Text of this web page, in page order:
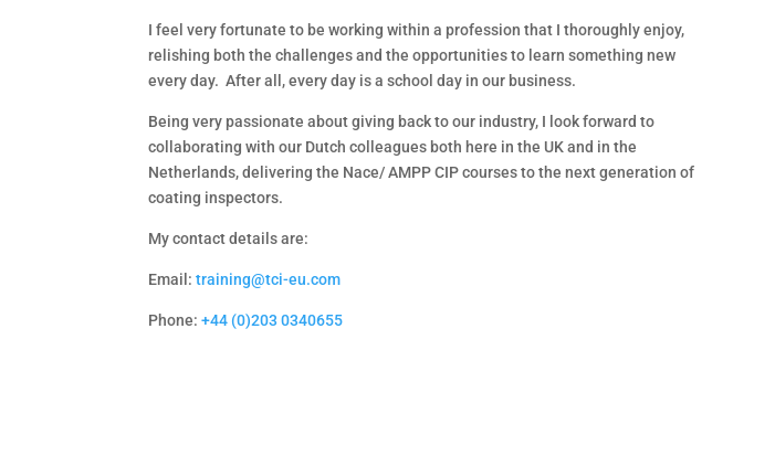
I feel very fortunate to be working within a profession that I thoroughly enjoy,
relishing both the challenges and the opportunities to learn something new
every day. After all, every day is a school day in our business.
Being very passionate about giving back to our industry, I look forward to
collaborating with our Dutch colleagues both here in the UK and in the
Netherlands, delivering the Nace/ AMPP CIP courses to the next generation of
coating inspectors.
My contact details are:
Email:training@tci-eu.com
Phone:+44 (0)203 0340655